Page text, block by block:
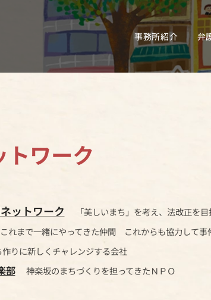
事務所紹介 弁
ワーク
ットワーク 「美しいまち」を考え、法改正を
これまで一緒にやってきた仲間 これからも協力して事
りに新しくチャレンジする会社
部 神楽坂のまちづくりを担ってきたＮＰＯ